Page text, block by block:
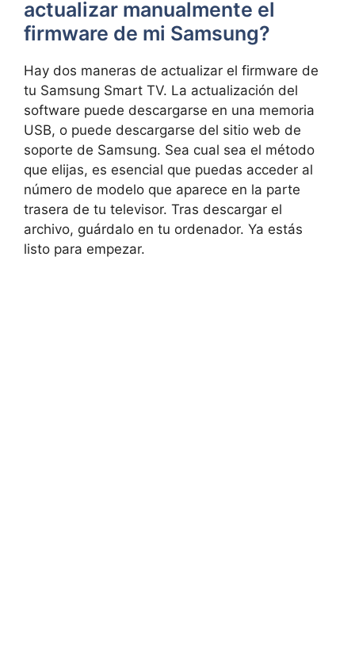
actualizar manualmente el
firmware de mi Samsung?
Hay dos maneras de actualizar el firmware de
tu Samsung Smart TV. La actualización del
software puede descargarse en una memoria
USB, o puede descargarse del sitio web de
soporte de Samsung. Sea cual sea el método
que elijas, es esencial que puedas acceder al
número de modelo que aparece en la parte
trasera de tu televisor. Tras descargar el
archivo, guárdalo en tu ordenador. Ya estás
listo para empezar.